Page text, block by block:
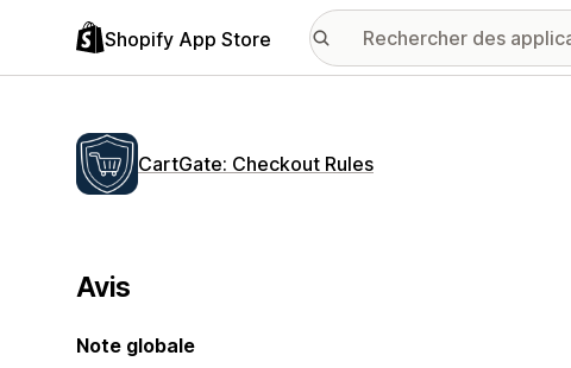
Shopify App Store
CartGate: Checkout Rules
Avis
Note globale